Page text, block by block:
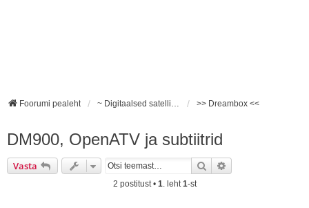
Foorumi pealeht ~ Digitaalsed satelliidivastuvõtjad ~ >> Dreambox <<
DM900, OpenATV ja subtiitrid
Vasta Otsi
2 postitust • 1. leht1-st